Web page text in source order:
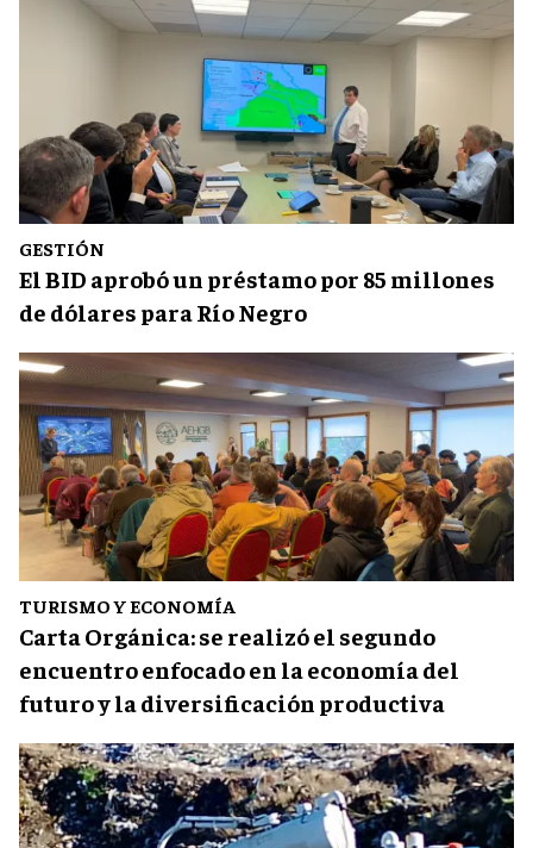
GESTIÓN
El BID aprobó un préstamo por 85 millones
de dólares para Río Negro
TURISMO Y ECONOMÍA
Carta Orgánica: se realizó el segundo
encuentro enfocado en la economía del
futuro y la diversificación productiva